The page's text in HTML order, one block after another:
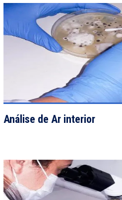
VIEW DETAILS
Análise de Ar interior